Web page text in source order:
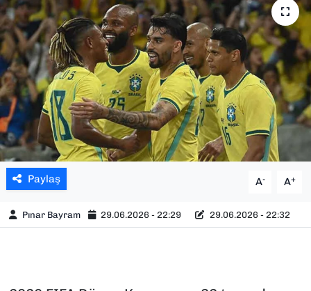
Paylaş A- A+
Pınar Bayram 29.06.2026 - 22:29 29.06.2026 - 22:32
SAĞLIK
SPOR
TEKNOLOJİ
YAŞAM
YEREL YÖNETİMLER